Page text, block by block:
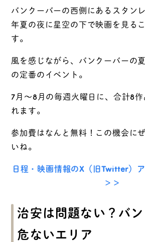
バンクーバーの西側にあるスタン
年夏の夜に星空の下で映画を見る
す。
風を感じながら、バンクーバーの
の定番のイベント。
7月～8月の毎週火曜日に、合計8
れます。
参加費はなんと無料！この機会に
いね。
日程・映画情報のX（旧Twitter）
＞＞
治安は問題ない？バ
危ないエリア